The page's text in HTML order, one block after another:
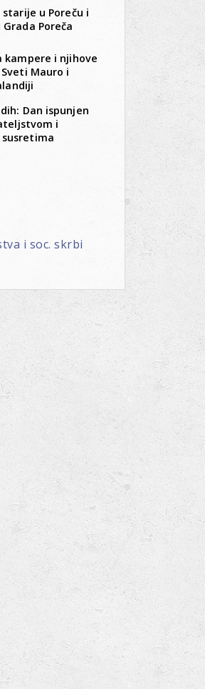
u Poreču i
Poreča
kampere i njihove
Mauro i
Dan ispunjen
i
i soc. skrbi